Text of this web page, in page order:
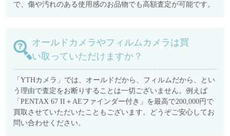
で、傷や汚れのある使用感のお品物でも高額査定が可能です。
オールドカメラやフィルムカメラは買
い取っていただけますか？
「YTHカメラ」では、オールドだから、フィルムだから、とい
う理由で査定をお断りすることは一切ございません。例えば
「PENTAX 67 II＋AEファインダー付き」を最高で200,000円で
買取させていただいたこともございます。どうぞご安心してお
問い合わせください。